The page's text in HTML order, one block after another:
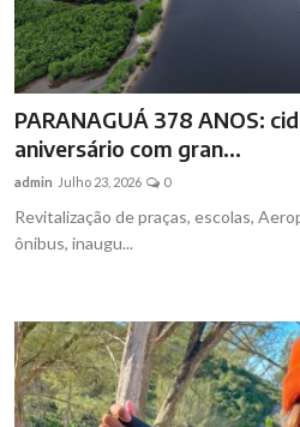
PARANAGUÁ 378 ANOS:
aniversário com gran...
admin Julho 23, 2026 0
Revitalização de praças, escolas,
ônibus, inaugu...